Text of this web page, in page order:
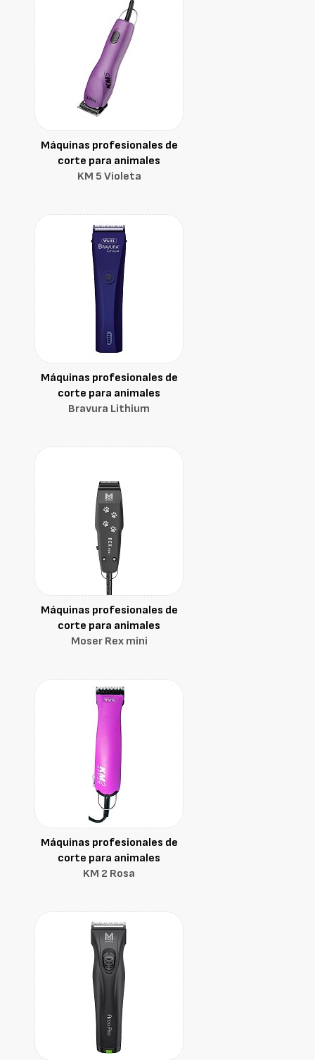
Máquinas profesionales de
corte para animales
KM 5 Violeta
Máquinas profesionales de
corte para animales
Bravura Lithium
Máquinas profesionales de
corte para animales
Moser Rex mini
Máquinas profesionales de
corte para animales
KM 2 Rosa